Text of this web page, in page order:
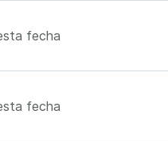
fecha
fecha